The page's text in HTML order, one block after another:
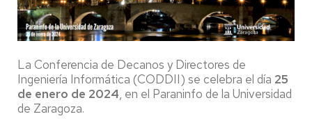
La Conferencia de Decanos y Directores de
Ingeniería Informática (CODDII) se celebra el día 25
de enero de 2024, en el Paraninfo de la Universidad
de Zaragoza.